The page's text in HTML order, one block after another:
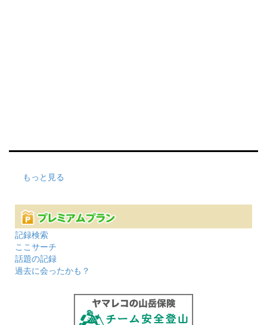
もっと見る
記録検索
ここサーチ
話題の記録
過去に会ったかも？